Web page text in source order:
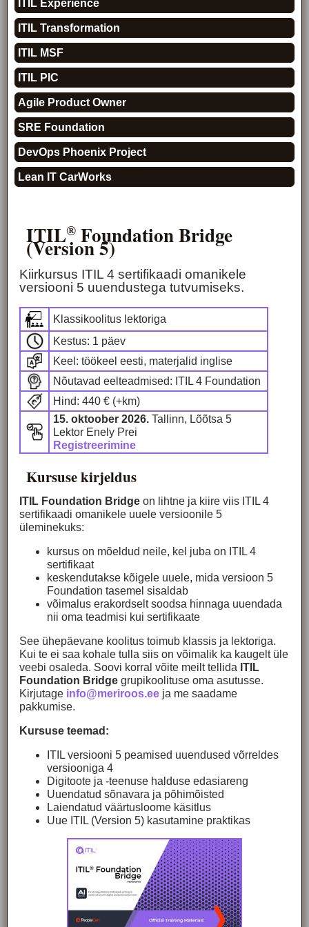
ITIL Experience
ITIL Transformation
ITIL MSF
ITIL PIC
Agile Product Owner
SRE Foundation
DevOps Phoenix Project
Lean IT CarWorks
ITIL® Foundation Bridge
(Version 5)
Kiirkursus ITIL 4 sertifikaadi omanikele
versiooni 5 uuendustega tutvumiseks.
Klassikoolitus lektoriga
Kestus: 1 päev
Keel: töökeel eesti, materjalid inglise
Nõutavad eelteadmised: ITIL 4 Foundation
Hind: 440 € (+km)
15. oktoober 2026.Tallinn, Lõõtsa 5
Lektor Enely Prei
Registreerimine
Kursuse kirjeldus
ITIL Foundation Bridge on lihtne ja kiire viis ITIL 4
sertifikaadi omanikele uuele versioonile 5
üleminekuks:
kursus on mõeldud neile, kel juba on ITIL 4
sertifikaat
keskendutakse kõigele uuele, mida versioon 5
Foundation tasemel sisaldab
võimalus erakordselt soodsa hinnaga uuendada
nii oma teadmisi kui sertifikaate
See ühepäevane koolitus toimub klassis ja lektoriga.
Kui te ei saa kohale tulla siis on võimalik ka kaugelt üle
veebi osaleda. Soovi korral võite meilt tellida ITIL
Foundation Bridge grupikoolituse oma asutusse.
Kirjutage info@meriroos.ee ja me saadame
pakkumise.
Kursuse teemad:
ITIL versiooni 5 peamised uuendused võrreldes
versiooniga 4
Digitoote ja -teenuse halduse edasiareng
Uuendatud sõnavara ja põhimõisted
Laiendatud väärtusloome käsitlus
Uue ITIL (Version 5) kasutamine praktikas